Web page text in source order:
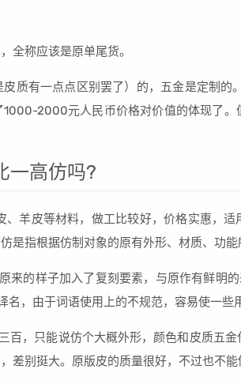
全称应该是原单尾货。
质有一点点区别罢了）的，五金是定制的
2000元人民币价格对价值的体现了。
一高仿吗?
、羊皮等材料，做工比较好，价格实惠，
是指根据仿制对象的原有外形、材质、功能
来的样子加入了复刻要素，与原作有鲜明
名，由于词语使用上的不规范，容易使一些
百，只能说仿个大概外形，颜色和皮质五
差别挺大。原版皮的质量很好，不过也不能